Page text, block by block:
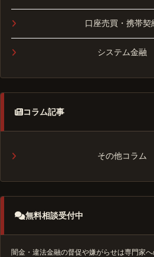
口座売買・携帯契
システム金融
コラム記事
その他コラム
無料相談受付中
闇金・違法金融の督促や嫌がらせは専門家